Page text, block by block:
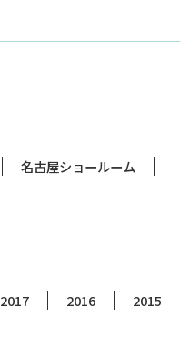
名古屋ショールーム
2017 2016 2015